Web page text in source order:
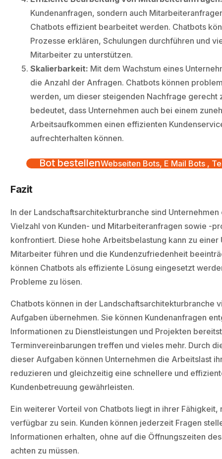
Kundenanfragen, sondern auch
Chatbots effizient bearbeitet werden. Chatbots
Prozesse erklären, Schulungen durchführen und
Mitarbeiter zu unterstützen.
Skalierbarkeit: Mit dem Wachstum eines
die Anzahl der Anfragen. Chatbots können
werden, um dieser steigenden Nachfrage gerecht
bedeutet, dass Unternehmen auch bei einem
Arbeitsaufkommen einen effizienten
aufrechterhalten können.
Bot bestellenWebseiten Bots, E Mail Bots ,
Fazit
In der Landschaftsarchitekturbranche sind
Vielzahl von Kunden- und Mitarbeiteranfragen sowie -
konfrontiert. Diese hohe Arbeitsbelastung kann zu einer
Mitarbeiter führen und die Kundenzufriedenheit
können Chatbots als effiziente Lösung eingesetzt
Probleme zu lösen.
Chatbots können in der Landschaftsarchitekturbranche
Aufgaben übernehmen. Sie können Kundenanfragen
Informationen zu Dienstleistungen und Projekten
Terminvereinbarungen treffen und vieles mehr. Durch
dieser Aufgaben können Unternehmen die Arbeitslast
reduzieren und gleichzeitig eine schnellere und
Kundenbetreuung gewährleisten.
Ein weiterer Vorteil von Chatbots liegt in ihrer Fähigkeit,
verfügbar zu sein. Kunden können jederzeit Fragen
Informationen erhalten, ohne auf die Öffnungszeiten
achten zu müssen.